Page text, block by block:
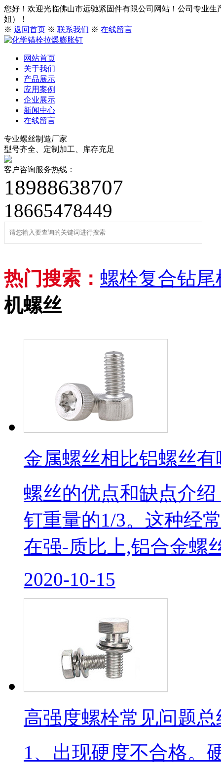
您好！欢迎光临佛山市远驰紧固件有限公司网站！公司专业
姐）！
※ 返回首页 ※ 联系我们 ※ 在线留言
网站首页
关于我们
产品展示
应用案例
企业展示
新闻中心
在线留言
专业螺丝制造厂家
型号齐全、定制加工、库存充足
客户咨询服务热线：
18988638707
18665478449
热门搜索： 螺栓复合钻尾
机螺丝
金属螺丝相比铝螺丝
螺丝的优点和缺点介
钉重量的1/3。这种经
在强-质比上,铝合金螺
2020-10-15
高强度螺栓常见问题
1、出现硬度不合格。